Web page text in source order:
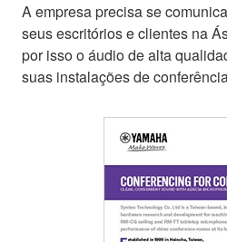
A empresa precisa se
seus escritórios e clientes na
por isso o áudio de alta
suas instalações de